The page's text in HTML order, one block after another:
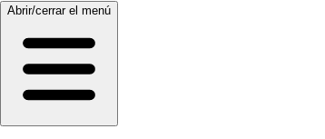
Abrir/cerrar el menú